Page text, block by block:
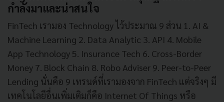
กำลังมาและน่าสนใจ
FinTech เรามอง Technology ไว้ประมาณ 9 ส่วน 1. AI &
Machine Learning 2. Data Analytic 3. API 4. Mobile
App Technology 5. Insurance Tech 6. Cross-Border
Money 7. Block Chain 8. Robo Adviser 9. Peer-to-Peer
Lending นั่นคือ 9 เทรนด์ที่เรามองจาก FinTech แต่จริงๆ มี
เทคโนโลยีอื่นเพิ่มเติมก็คือ Internet Of Things หรือ